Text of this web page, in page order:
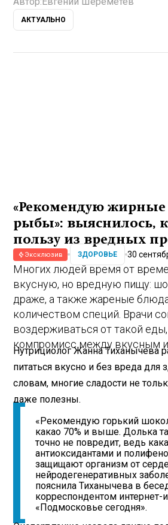
АКТУАЛЬНО
«Рекомендую жирные
рыбы»: выяснилось,
пользу из вредных
Эксклюзив ЗДОРОВЬЕ 30
Многих людей время от
вкусную, но вредную пищу:
драже, а также жареные
количеством специй. Врачи
воздерживаться от такой
компромисс между вкусным
Нутрициолог Жанна Тиханычева
питаться вкусно и без вреда для
словам, многие сладости не
даже полезны.
«Рекомендую горький
какао 70% и выше. Долька
точно не повредит, ведь
антиоксидантами и
защищают организм от
нейродегенеративных
пояснила Тиханычева в
корреспондентом интернет-
«Подмосковье сегодня».